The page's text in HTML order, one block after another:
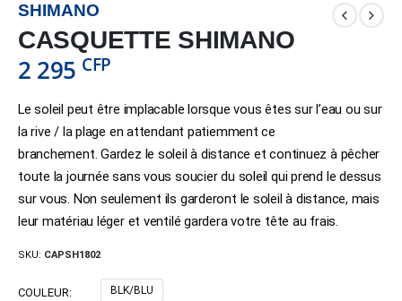
SHIMANO
CASQUETTE SHIMANO
2 295 CFP
Le soleil peut être implacable lorsque vous êtes sur l’eau ou sur
la rive / la plage en attendant patiemment ce
branchement. Gardez le soleil à distance et continuez à pêcher
toute la journée sans vous soucier du soleil qui prend le dessus
sur vous. Non seulement ils garderont le soleil à distance, mais
leur matériau léger et ventilé gardera votre tête au frais.
SKU: CAPSH1802
COULEUR BLK/BLU